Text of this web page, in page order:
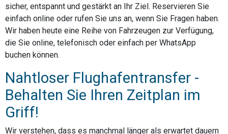
sicher, entspannt und gestärkt an Ihr Ziel. Reservieren Sie
einfach online oder rufen Sie uns an, wenn Sie Fragen haben.
Wir haben heute eine Reihe von Fahrzeugen zur Verfügung,
die Sie online, telefonisch oder einfach per WhatsApp
buchen können.
Nahtloser Flughafentransfer -
Behalten Sie Ihren Zeitplan im
Griff!
Wir verstehen, dass es manchmal länger als erwartet dauern